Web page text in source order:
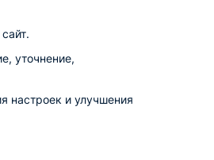
уточнение,
настроек и улучшения